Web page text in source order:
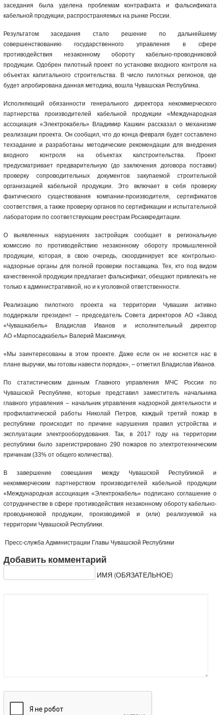
заседания была уделена проблемам контрафакта и фальсификата
кабельной продукции, распространяемых на рынке России.
Результатом заседания стало решение по дальнейшему
совершенствованию государственного управления в сфере
противодействия незаконному обороту кабельно-проводниковой
продукции. Одобрен пилотный проект по установке входного контроля на
объектах капитального строительства. В число пилотных регионов, где
будет апробирована данная методика, вошла Чувашская Республика.
Исполняющий обязанности генерального директора некоммерческого
партнерства производителей кабельной продукции «Международная
ассоциация «Электрокабель» Владимир Кашкин рассказал о механизме
реализации проекта. Он сообщил, что до конца февраля будет составлено
техзадание и разработаны методические рекомендации для внедрения
входного контроля на объектах капстроительства. Проект
предусматривает предварительную (до заключения договора поставки)
проверку сопроводительных документов закупаемой строительной
организацией кабельной продукции. Это включает в себя проверку
фактического существования компании-производителя, сертификатов
соответствия, а также проверку органов по сертификации и испытательной
лаборатории по соответствующим реестрам Росаккредитации.
О выявленных нарушениях застройщик сообщает в региональную
комиссию по противодействию незаконному обороту промышленной
продукции, которая, в свою очередь, скоординирует все контрольно-
надзорные органы для полной проверки поставщика. Тех, кто под видом
качественной продукции предлагает фальсификат, обещают привлекать не
только к административной, но и к уголовной ответственности.
Реализацию пилотного проекта на территории Чувашии активно
поддержали президент – председатель Совета директоров АО «Завод
«Чувашкабель» Владислав Иванов и исполнительный директор
АО «Марпосадкабель» Валерий Максимчук.
«Мы заинтересованы в этом проекте. Даже если он не коснется нас в
плане выручки, мы готовы навести порядок», – отметил Владислав Иванов.
По статистическим данным Главного управления МЧС России по
Чувашской Республике, которые представил заместитель начальника
главного управления – начальник управления надзорной деятельности и
профилактической работы Николай Петров, каждый третий пожар в
республике происходит по причине нарушения правил устройства и
эксплуатации электрооборудования. Так, в 2017 году на территории
республики было зарегистрировано 290 пожаров по электротехническим
причинам (33% от общего количества).
В завершение совещания между Чувашской Республикой и
некоммерческим партнерством производителей кабельной продукции
«Международная ассоциация «Электрокабель» подписано соглашение о
сотрудничестве в сфере противодействия незаконному обороту кабельно-
проводниковой продукции, производимой и (или) реализуемой на
территории Чувашской Республики.
Пресс-служба Администрации Главы Чувашской Республики
Добавить комментарий
ИМЯ (ОБЯЗАТЕЛЬНОЕ)